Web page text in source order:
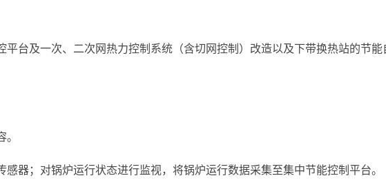
平台及一次、二次网热力控制系统（含切网控制）改造以及下带换热站的节能
感器；对锅炉运行状态进行监视，将锅炉运行数据采集至集中节能控制平台。